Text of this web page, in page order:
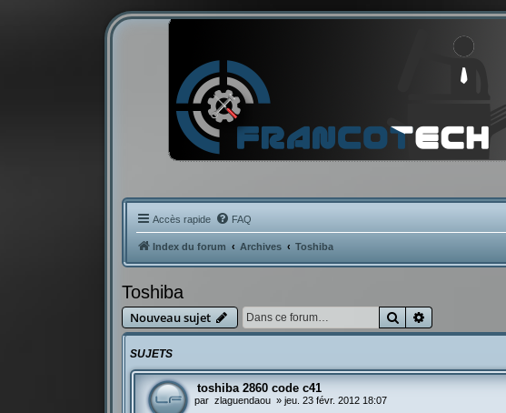
Accès rapide FAQ
Index du forum Archives Toshiba
Toshiba
Nouveau sujet Rechercher
SUJETS
toshiba 2860 code c41
par zlaguendaou »jeu. 23 févr. 2012 18:07